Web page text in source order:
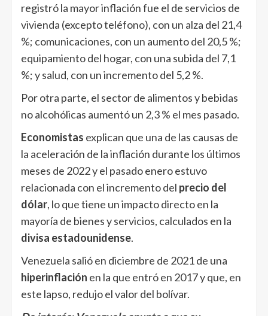
registró la mayor inflación fue el de servicios de
vivienda (excepto teléfono), con un alza del 21,4
%; comunicaciones, con un aumento del 20,5 %;
equipamiento del hogar, con una subida del 7,1
%; y salud, con un incremento del 5,2 %.
Por otra parte, el sector de alimentos y bebidas
no alcohólicas aumentó un 2,3 % el mes pasado.
Economistas explican que una de las causas de
la aceleración de la inflación durante los últimos
meses de 2022 y el pasado enero estuvo
relacionada con el incremento del precio del
dólar, lo que tiene un impacto directo en la
mayoría de bienes y servicios, calculados en la
divisa estadounidense.
Venezuela salió en diciembre de 2021 de una
hiperinflación en la que entró en 2017 y que, en
este lapso, redujo el valor del bolívar.